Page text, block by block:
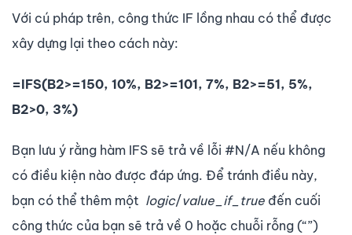
Với cú pháp trên, công thức IF lồng nhau có thể được
xây dựng lại theo cách này:
=IFS(B2>=150, 10%, B2>=101, 7%, B2>=51, 5%,
B2>0, 3%)
Bạn lưu ý rằng hàm IFS sẽ trả về lỗi #N/A nếu không
có điều kiện nào được đáp ứng. Để tránh điều này,
bạn có thể thêm một logic/value_if_true đến cuối
công thức của bạn sẽ trả về 0 hoặc chuỗi rỗng (“”)